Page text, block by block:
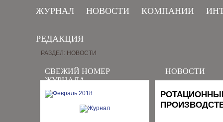
ЖУРНАЛ НОВОСТИ КОМПАНИИ
РЕДАКЦИЯ
СВЕЖИЙ НОМЕР
ЖУРНАЛА
РАЗДЕЛ: НОВОСТИ
НОВОСТИ